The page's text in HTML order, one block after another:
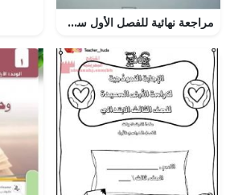
مراجعة نهائية للفصل الأول سؤال وجواب